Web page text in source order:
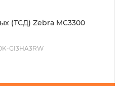
(ТСД) Zebra MC3300
GI3HA3RW